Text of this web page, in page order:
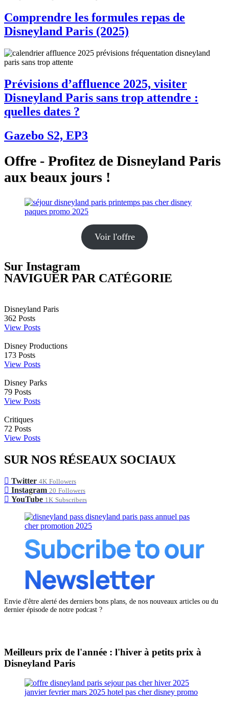
Comprendre les formules repas de
Disneyland Paris (2025)
Prévisions d’affluence 2025, visiter
Disneyland Paris sans trop attendre :
quelles dates ?
Gazebo S2, EP3
Offre - Profitez de Disneyland Paris
aux beaux jours !
Voir l'offre
Sur Instagram
NAVIGUER PAR CATÉGORIE
Disneyland Paris
362 Posts
View Posts
Disney Productions
173 Posts
View Posts
Disney Parks
79 Posts
View Posts
Critiques
72 Posts
View Posts
SUR NOS RÉSEAUX SOCIAUX
Twitter 4K Followers
Instagram 20 Followers
YouTube 1K Subscribers
Envie d'être alerté des derniers bons plans, de nos nouveaux articles ou du
dernier épisode de notre podcast ?
Meilleurs prix de l'année : l'hiver à petits prix à
Disneyland Paris